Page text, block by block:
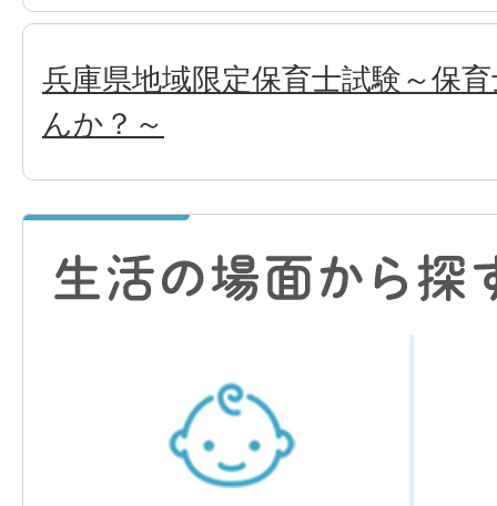
兵庫県地域限定保育士試験～保
んか？～